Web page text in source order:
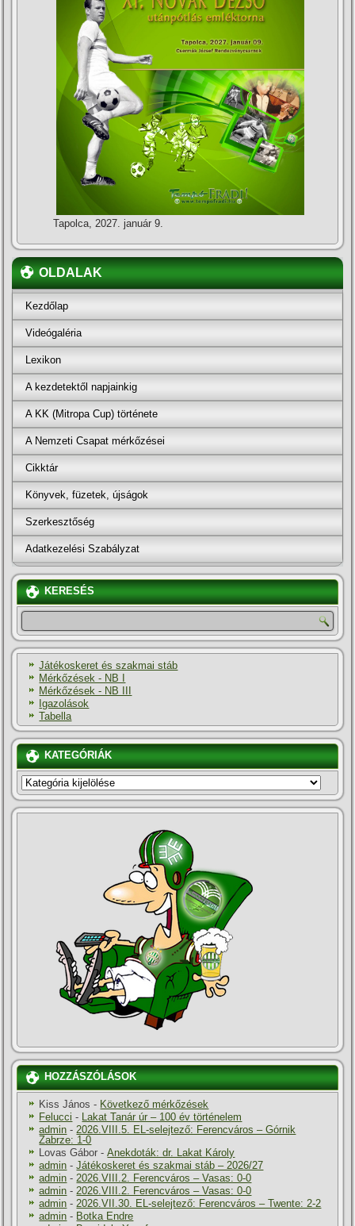
Tapolca, 2027. január 9.
OLDALAK
Kezdőlap
Videógaléria
Lexikon
A kezdetektől napjainkig
A KK (Mitropa Cup) története
A Nemzeti Csapat mérkőzései
Cikktár
Könyvek, füzetek, újságok
Szerkesztőség
Adatkezelési Szabályzat
KERESÉS
Játékoskeret és szakmai stáb
Mérkőzések - NB I
Mérkőzések - NB III
Igazolások
Tabella
KATEGÓRIÁK
KATEGÓRIÁK
HOZZÁSZÓLÁSOK
Kiss János - Következő mérkőzések
Felucci -
Lakat Tanár úr – 100 év történelem
admin - 2026.VIII.5. EL-selejtező: Ferencváros – Górnik
Zabrze: 1-0
Lovas Gábor -Anekdoták: dr. Lakat Károly
admin -Játékoskeret és szakmai stáb – 2026/27
admin - 2026.VIII.2. Ferencváros – Vasas: 0-0
admin - 2026.VIII.2. Ferencváros – Vasas: 0-0
admin - 2026.VII.30. EL-selejtező: Ferencváros – Twente: 2-2
admin - Botka Endre